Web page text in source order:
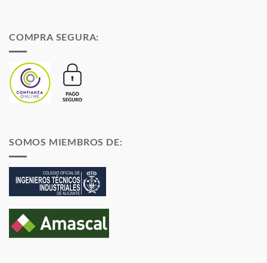
COMPRA SEGURA:
SOMOS MIEMBROS DE: